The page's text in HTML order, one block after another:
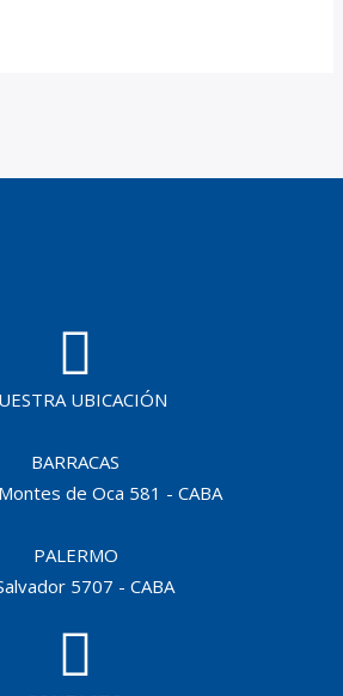
UBICACIÓN
BARRACAS
de Oca 581 - CABA
PALERMO
5707 - CABA